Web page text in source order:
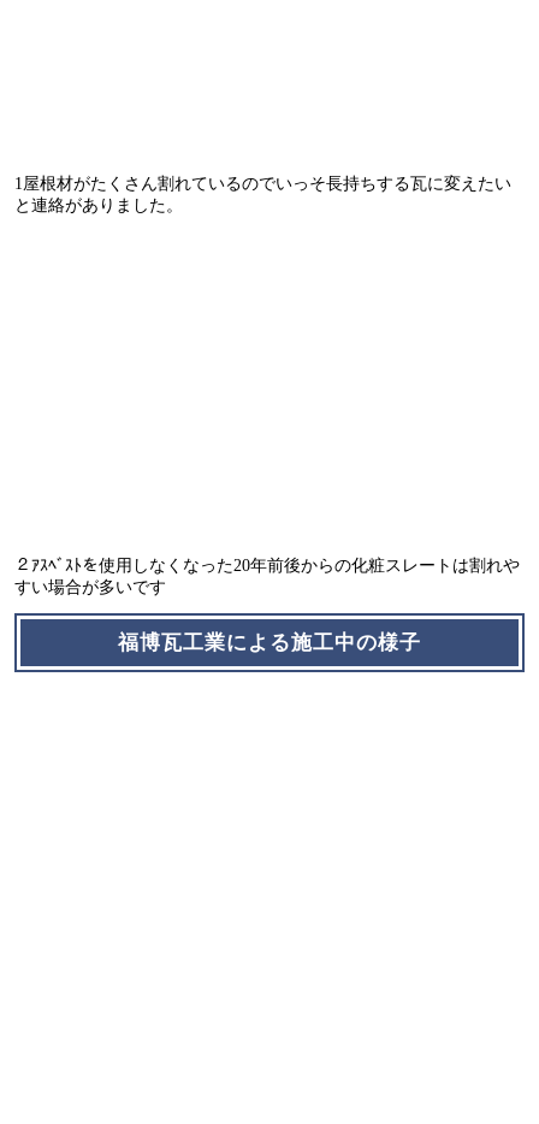
1屋根材がたくさん割れているのでいっそ長持ちする瓦に変えたい
と連絡がありました。
２ｱｽﾍﾞｽﾄを使用しなくなった20年前後からの化粧スレートは割れや
すい場合が多いです
福博瓦工業による施工中の様子